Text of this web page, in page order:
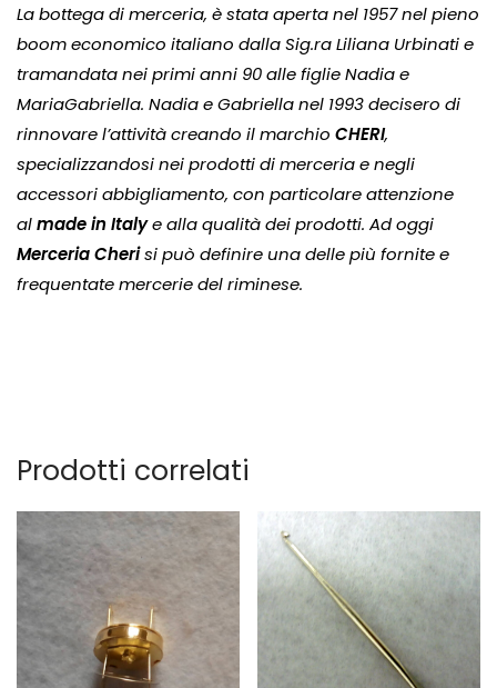
La bottega di merceria, è stata aperta nel 1957 nel pieno
boom economico italiano dalla Sig.ra Liliana Urbinati e
tramandata nei primi anni 90 alle figlie Nadia e
MariaGabriella. Nadia e Gabriella nel 1993 decisero di
rinnovare l’attività creando il marchio CHERI,
specializzandosi nei prodotti di merceria e negli
accessori abbigliamento, con particolare attenzione
almade in Italye alla qualità dei prodotti. Ad oggi
Merceria Cherisi può definire una delle più fornite e
frequentate mercerie del riminese.
Prodotti correlati